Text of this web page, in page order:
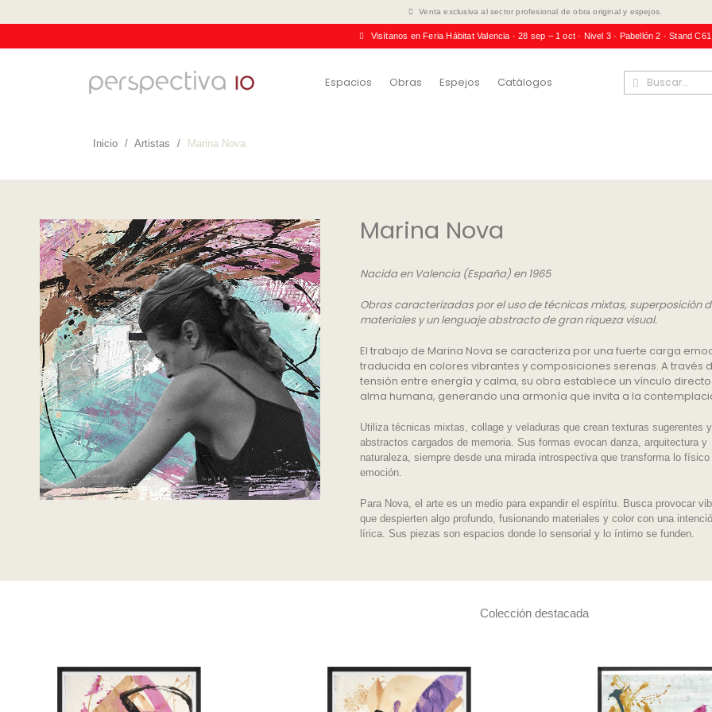
Venta exclusiva al sector profesional de obra original y espejos.
Visítanos en Feria Hábitat Valencia · 28 sep – 1 oct · Nivel 3 · Pabellón 2 · Stand C61
Espacios Obras Espejos Catálogos
Inicio Artistas Marina Nova
Marina Nova
Nacida en Valencia (España) en 1965
Obras caracterizadas por el uso de técnicas mixtas, superposición
materiales y un lenguaje abstracto de gran riqueza visual.
El trabajo de Marina Nova se caracteriza por una fuerte carga
traducida en colores vibrantes y composiciones serenas. A través
tensión entre energía y calma, su obra establece un vínculo
alma humana, generando una armonía que invita a la
Utiliza técnicas mixtas, collage y veladuras que crean texturas sugerentes
abstractos cargados de memoria. Sus formas evocan danza, arquitectura y
naturaleza, siempre desde una mirada introspectiva que transforma lo físico
emoción.
Para Nova, el arte es un medio para expandir el espíritu. Busca provocar
que despierten algo profundo, fusionando materiales y color con una
lírica. Sus piezas son espacios donde lo sensorial y lo íntimo se funden.
Colección destacada